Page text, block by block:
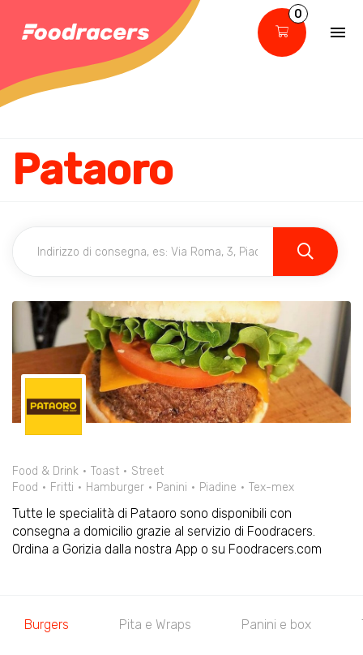
0
Pataoro
Food & Drink Toast
Street
Food
Fritti Hamburger Panini Piadine Tex-mex
Tutte le specialità di Pataoro sono disponibili con
consegna a domicilio grazie al servizio di Foodracers.
Ordina a Gorizia dalla nostra App o su Foodracers.com
Burgers Pita e Wraps Panini e box